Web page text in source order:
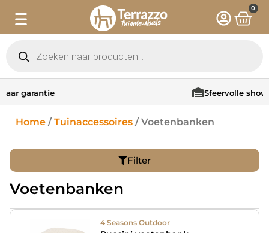
0
Sfeervolle showroom in Hattem
Home / Tuinaccessoires / Voetenbanken
Filter
Voetenbanken
4 Seasons Outdoor